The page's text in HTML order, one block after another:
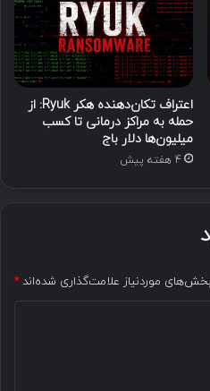
اعتراف تکان‌دهنده هکر Ryuk: از
حمله به مراکز درمانی تا کسب
میلیون‌ها دلار باج
4 هفته پیش
بخش‌های موردنیاز علامت‌گذاری شده‌اند*